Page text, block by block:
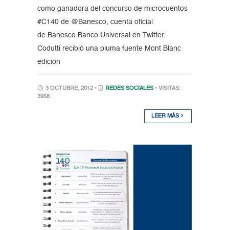
como ganadora del concurso de microcuentos
#C140 de @Banesco, cuenta oficial
de Banesco Banco Universal en Twitter.
Codutti recibió una pluma fuente Mont Blanc
edición
3 OCTUBRE, 2012 • REDES SOCIALES • VISITAS:
3958
LEER MÁS